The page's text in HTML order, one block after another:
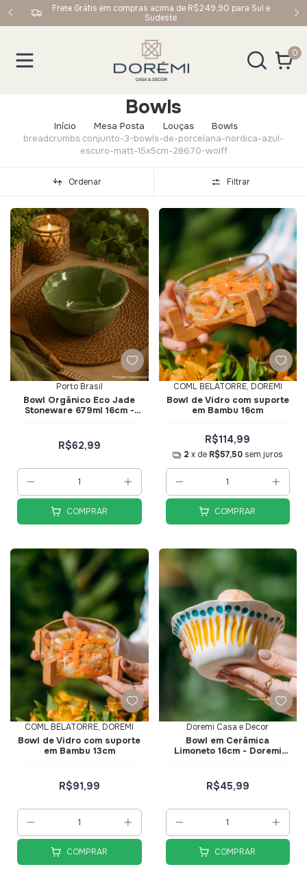
Frete Grátis em compras acima de R$249,90 para Sul e
Sudeste
0
Bowls
Início Mesa Posta Louças
Bowls
breadcrumbs.conjunto-3-bowls-de-porcelana-nordica-azul-
escuro-matt-15x5cm-28670-wolff
Ordenar Filtrar
Porto Brasil
Bowl Orgânico Eco Jade
Stoneware 679ml 16cm -
R$62,99
COMPRAR
COML BELATORRE, DOREMI
Bowl de Vidro com suporte
em Bambu 16cm
R$114,99
2 x de R$57,50 sem juros
COMPRAR
COML BELATORRE, DOREMI
Bowl de Vidro com suporte
em Bambu 13cm
R$91,99
COMPRAR
Doremi Casa e Decor
Bowl em Cerâmica
Limoneto 16cm - Doremi
R$45,99
COMPRAR